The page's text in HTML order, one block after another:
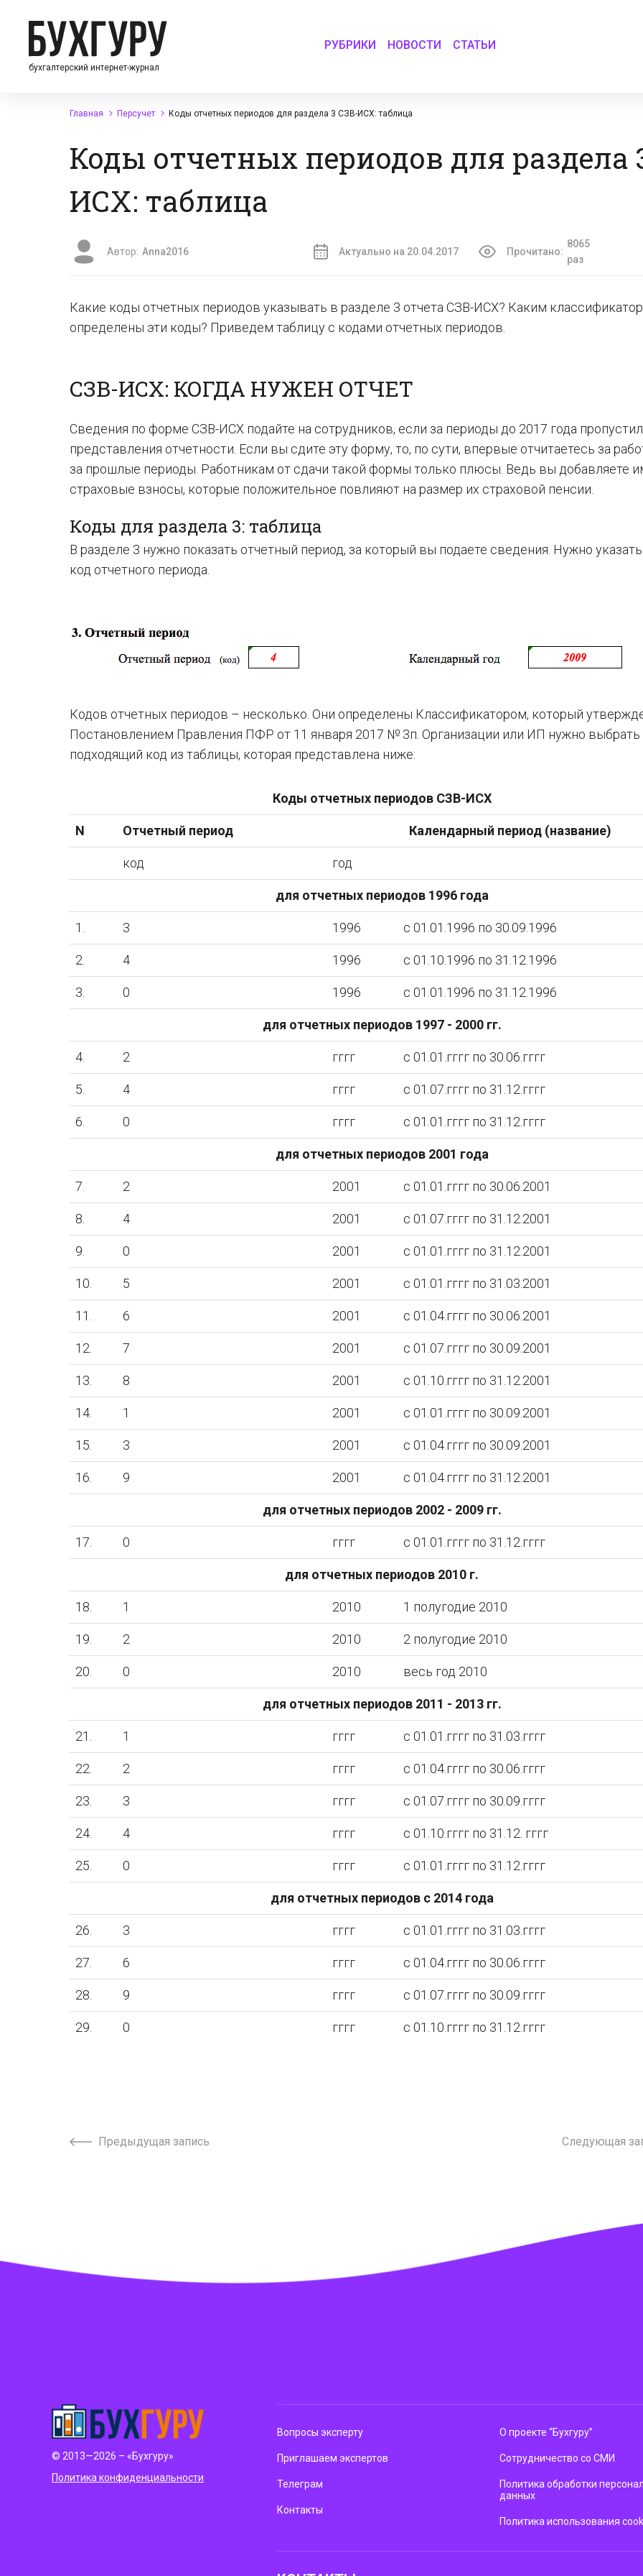
бухгалтерский интернет-журнал
РУБРИКИ НОВОСТИ СТАТЬИ
Главная Персучет Коды отчетных периодов для раздела 3 СЗВ-ИСХ: таблица
Коды отчетных периодов для раздела
ИСХ: таблица
Автор: Anna2016 Актуально на 20.04.2017 Прочитано:
8065
раз
Какие коды отчетных периодов указывать в разделе 3 отчета СЗВ-ИСХ? Каким
определены эти коды? Приведем таблицу с кодами отчетных периодов.
CЗВ-ИСХ: КОГДА НУЖЕН ОТЧЕТ
Сведения по форме СЗВ-ИСХ подайте на сотрудников, если за периоды до 2017 года
представления отчетности. Если вы сдите эту форму, то, по сути, впервые отчитаетесь за
за прошлые периоды. Работникам от сдачи такой формы только плюсы. Ведь вы добавляете
страховые взносы, которые положительное повлияют на размер их страховой пенсии.
Коды для раздела 3: таблица
В разделе 3 нужно показать отчетный период, за который вы подаете сведения. Нужно
код отчетного периода.
Кодов отчетных периодов – несколько. Они определены Классификатором, который
Постановлением Правления ПФР от 11 января 2017 № 3п. Организации или ИП нужно выбрать
подходящий код из таблицы, которая представлена ниже:
Коды отчетных периодов СЗВ-ИСХ
N Отчетный период Календарный период (название)
код год
для отчетных периодов 1996 года
1. 3 1996 с 01.01.1996 по 30.09.1996
2. 4 1996 с 01.10.1996 по 31.12.1996
3. 0 1996 с 01.01.1996 по 31.12.1996
для отчетных периодов 1997 - 2000 гг.
4. 2 гггг с 01.01.гггг по 30.06.гггг
5. 4 гггг с 01.07.гггг по 31.12.гггг
6. 0 гггг с 01.01.гггг по 31.12.гггг
для отчетных периодов 2001 года
7. 2 2001 с 01.01.гггг по 30.06.2001
8. 4 2001 с 01.07.гггг по 31.12.2001
9. 0 2001 с 01.01.гггг по 31.12.2001
10. 5 2001 с 01.01.гггг по 31.03.2001
11. 6 2001 с 01.04.гггг по 30.06.2001
12. 7 2001 с 01.07.гггг по 30.09.2001
13. 8 2001 с 01.10.гггг по 31.12.2001
14. 1 2001 с 01.01.гггг по 30.09.2001
15. 3 2001 с 01.04.гггг по 30.09.2001
16. 9 2001 с 01.04.гггг по 31.12.2001
для отчетных периодов 2002 - 2009 гг.
17. 0 гггг с 01.01.гггг по 31.12.гггг
для отчетных периодов 2010 г.
18. 1 2010 1 полугодие 2010
19. 2 2010 2 полугодие 2010
20. 0 2010 весь год 2010
для отчетных периодов 2011 - 2013 гг.
21. 1 гггг с 01.01.гггг по 31.03.гггг
22. 2 гггг с 01.04.гггг по 30.06.гггг
23. 3 гггг с 01.07.гггг по 30.09.гггг
24. 4 гггг с 01.10.гггг по 31.12. гггг
25. 0 гггг с 01.01.гггг по 31.12.гггг
для отчетных периодов с 2014 года
26. 3 гггг с 01.01.гггг по 31.03.гггг
27. 6 гггг с 01.04.гггг по 30.06.гггг
28. 9 гггг с 01.07.гггг по 30.09.гггг
29. 0 гггг с 01.10.гггг по 31.12.гггг
Предыдущая запись Следующая
© 2013—2026 – «Бухгуру»
Политика конфиденциальности
Вопросы эксперту
Приглашаем экспертов
Телеграм
Контакты
О проекте “Бухгуру”
Сотрудничество со СМИ
Политика обработки
данных
Политика использования